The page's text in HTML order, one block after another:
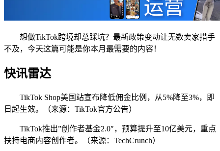
想做TikTok跨境却总踩坑？最新政策变动让无数卖家措手
不及，今天这篇可能是你本月最需要的内容！
快讯雷达
TikTok Shop美国站宣布降低佣金比例，从5%降至3%，即
日起生效。（来源：TikTok官方公告）
TikTok推出”创作者基金2.0″，预算提升至10亿美元，重点
扶持电商内容创作者。（来源：TechCrunch）